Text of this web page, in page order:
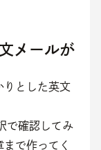
メールが
りとした英文
で確認してみ
で作ってく